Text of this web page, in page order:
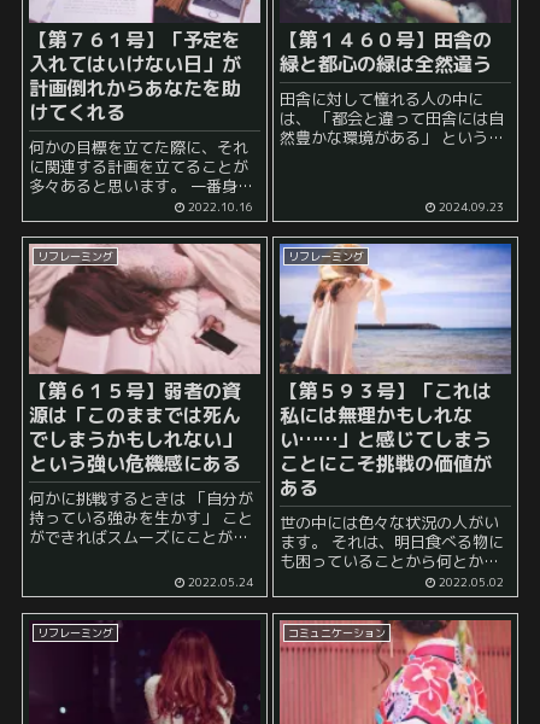
【第７６１号】「予定を
入れてはいけない日」が
計画倒れからあなたを助
けてくれる
何かの目標を立てた際に、それ
に関連する計画を立てることが
多々あると思います。 一番身近
なのは、勉強計画でしょうか。
しかし、この計画というのは、
多くの人がすでに経験済みであ
るように、 高確率で破綻 するも
の...
2022.10.16
【第１４６０号】田舎の
緑と都心の緑は全然違う
田舎に対して憧れる人の中に
は、 「都会と違って田舎には自
然豊かな環境がある」 という理
りやすいのは非常によくわかり
ます。 しかし...
2024.09.23
リフレーミング
【第６１５号】弱者の資
源は「このままでは死ん
でしまうかもしれない」
という強い危機感にある
何かに挑戦するときは 「自分が
持っている強みを生かす」 こと
ができればスムーズにことが進
る社会的強者でもなければ、
「そもそも自分には大した強み
なんてものはないのでは？」 と
感じ...
2022.05.24
リフレーミング
【第５９３号】「これは
私には無理かもしれな
い……」と感じてしまう
ことにこそ挑戦の価値が
ある
世の中には色々な状況の人がい
ます。 それは、明日食べる物に
も困っていることから何とかし
て対策を立てなければならな
い、という追い詰められてしま
った人もいるでしょうし、 その
ような困窮の状況とは対照的に
極めて安定的な毎日を送ること...
2022.05.02
リフレーミング コミュニケーション